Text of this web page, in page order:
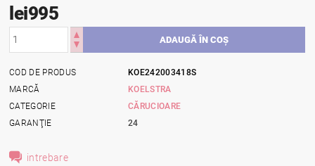
lei995
COD DE PRODUS
KOE242003418S
MARCĂ
KOELSTRA
CATEGORIE
CĂRUCIOARE
GARANŢIE
24
intrebare